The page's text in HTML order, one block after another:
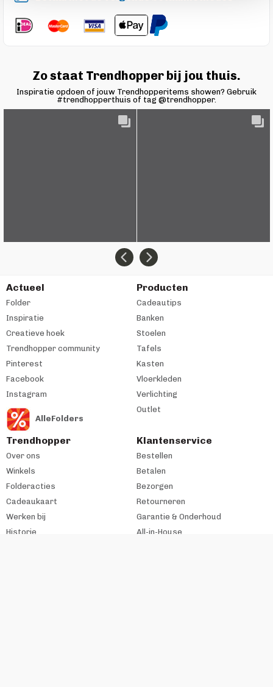
Zo staat Trendhopper bij jou thuis.
Inspiratie opdoen of jouw Trendhopperitems showen? Gebruik
#trendhopperthuis of tag @trendhopper.
Actueel
Folder
Inspiratie
Creatieve hoek
Trendhopper community
Pinterest
Facebook
Instagram
AlleFolders
Producten
Cadeautips
Banken
Stoelen
Tafels
Kasten
Vloerkleden
Verlichting
Outlet
Trendhopper
Over ons
Winkels
Folderacties
Cadeaukaart
Werken bij
Historie
Klantenservice
Bestellen
Betalen
Bezorgen
Retourneren
Garantie & Onderhoud
All-in-House